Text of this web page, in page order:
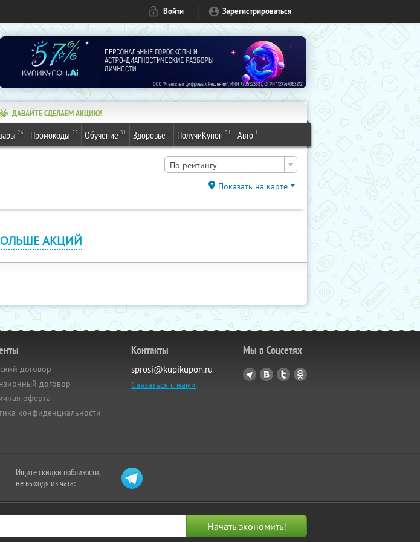
Войти Зарегистрироваться
ДАВАЙТЕ СДЕЛАЕМ АКЦИЮ!
26 Промокоды 55 Обучение 31 Здоровье 1 ПолучиКупон 91 Авто 1
По рейтингу
Показать на карте
АКЦИЙ
договор
договор
оферта
конфиденциальности
Контакты
sprosi@kupikupon.ru
Связаться с нами
Мы в Соцсетях
Ищите скидки поблизости,
не выходя из чата: